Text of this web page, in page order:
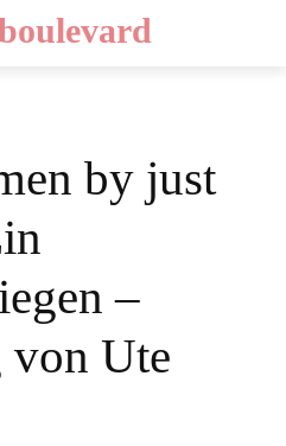
by just
–
von Ute